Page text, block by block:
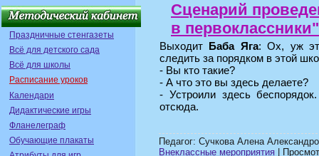
Праздничные стенгазеты
Всё для детского сада
Всё для школы
Расписание уроков
Календари
Дидактические игры
Фланелеграф
Обучающие плакаты
Сценарий
в первоклассники"
Выходит Баба Яга: Ох, уж
следить за порядком в этой
- Вы кто такие?
- А что это вы здесь делаете?
- Устроили здесь
отсюда.
Педагог: Сучкова Алена
Внеклассные мероприятия |